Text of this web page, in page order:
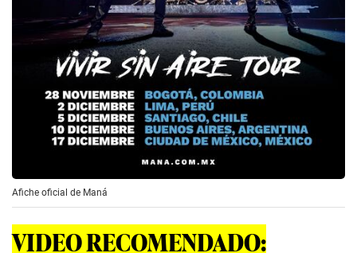
Afiche oficial de Maná
VIDEO RECOMENDADO: